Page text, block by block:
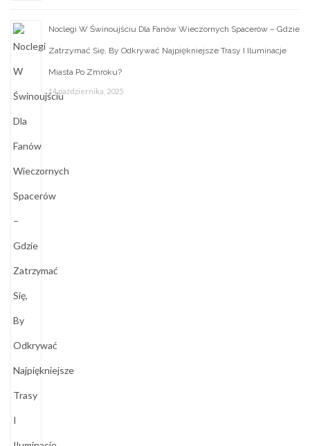
Noclegi W Świnoujściu Dla Fanów Wieczornych Spacerów – Gdzie
Zatrzymać Się, By Odkrywać Najpiękniejsze Trasy I Iluminacje
Miasta Po Zmroku?
14 października, 2025